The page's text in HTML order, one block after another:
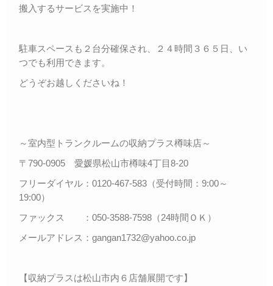
搬入するサービスを実施中！
駐車スペースも２台分確保され、２４時間３６５日、い
つでも利用できます。
どうぞお越しくださいね！
～室内型トランクルームの収納プラス樽味店～
〒790-0905 愛媛県松山市樽味4丁目8-20
フリーダイヤル：0120-467-583（受付時間：9:00～
19:00）
ファックス ：050-3588-7598（24時間ＯＫ）
メールアドレス：gangan1732@yahoo.co.jp
【収納プラスは松山市内６店舗展開です】